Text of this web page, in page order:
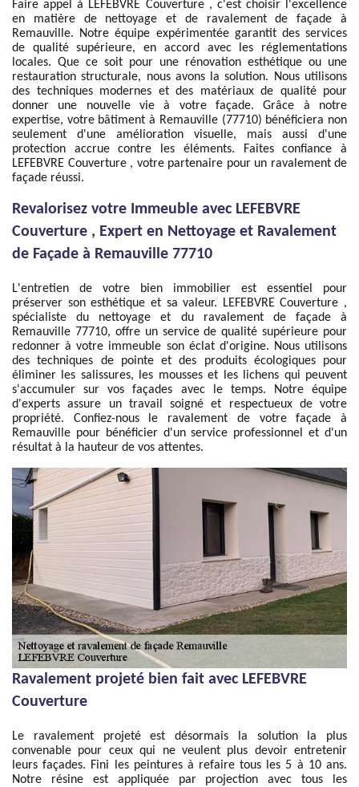
Faire appel à LEFEBVRE Couverture , c'est choisir l'excellence
en matière de nettoyage et de ravalement de façade à
Remauville. Notre équipe expérimentée garantit des services
de qualité supérieure, en accord avec les réglementations
locales. Que ce soit pour une rénovation esthétique ou une
restauration structurale, nous avons la solution. Nous utilisons
des techniques modernes et des matériaux de qualité pour
donner une nouvelle vie à votre façade. Grâce à notre
expertise, votre bâtiment à Remauville (77710) bénéficiera non
seulement d'une amélioration visuelle, mais aussi d'une
protection accrue contre les éléments. Faites confiance à
LEFEBVRE Couverture , votre partenaire pour un ravalement de
façade réussi.
Revalorisez votre Immeuble avec LEFEBVRE
Couverture , Expert en Nettoyage et Ravalement
de Façade à Remauville 77710
L'entretien de votre bien immobilier est essentiel pour
préserver son esthétique et sa valeur. LEFEBVRE Couverture ,
spécialiste du nettoyage et du ravalement de façade à
Remauville 77710, offre un service de qualité supérieure pour
redonner à votre immeuble son éclat d'origine. Nous utilisons
des techniques de pointe et des produits écologiques pour
éliminer les salissures, les mousses et les lichens qui peuvent
s'accumuler sur vos façades avec le temps. Notre équipe
d'experts assure un travail soigné et respectueux de votre
propriété. Confiez-nous le ravalement de votre façade à
Remauville pour bénéficier d'un service professionnel et d'un
résultat à la hauteur de vos attentes.
Ravalement projeté bien fait avec LEFEBVRE
Couverture
Le ravalement projeté est désormais la solution la plus
convenable pour ceux qui ne veulent plus devoir entretenir
leurs façades. Fini les peintures à refaire tous les 5 à 10 ans.
Notre résine est appliquée par projection avec tous les